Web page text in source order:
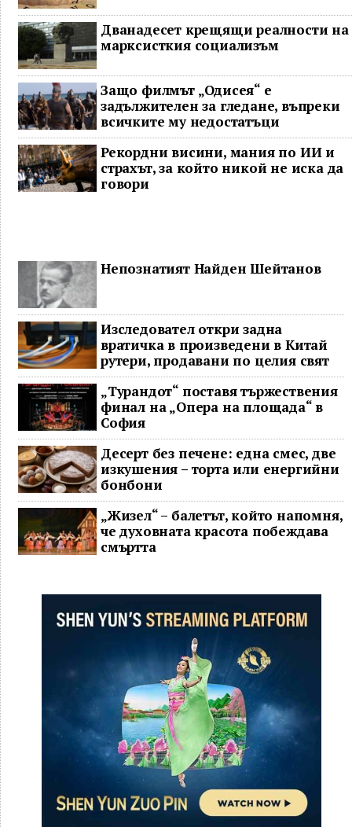
Дванадесет крещящи реалности на
марксисткия социализъм
Защо филмът „Одисея“ е
задължителен за гледане, въпреки
всичките му недостатъци
Рекордни висини, мания по ИИ и
страхът, за който никой не иска да
говори
Непознатият Найден Шейтанов
Изследовател откри задна
вратичка в произведени в Китай
рутери, продавани по целия свят
„Турандот“ поставя тържествения
финал на „Опера на площада“ в
София
Десерт без печене: една смес, две
изкушения – торта или енергийни
бонбони
„Жизел“ – балетът, който напомня,
че духовната красота побеждава
смъртта